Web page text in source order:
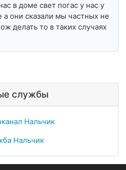
в доме свет погас у нас у
а они сказали мы частных не
делать то в таких случаях
службы
Нальчик
Нальчик